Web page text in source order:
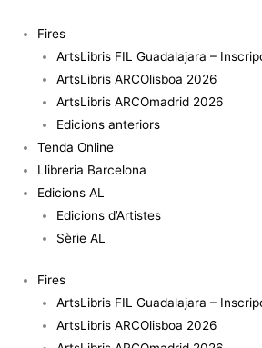
contingut
Fires
ArtsLibris FIL Guadalajara –
ArtsLibris ARCOlisboa 2026
ArtsLibris ARCOmadrid 2026
Edicions anteriors
Tenda Online
Llibreria Barcelona
Edicions AL
Edicions d’Artistes
Sèrie AL
Fires
ArtsLibris FIL Guadalajara –
ArtsLibris ARCOlisboa 2026